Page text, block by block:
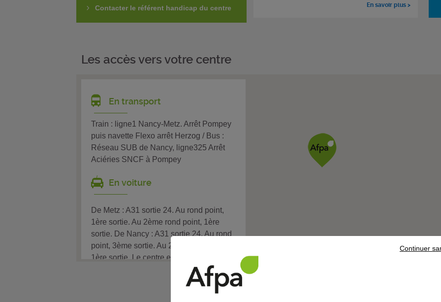
Contacter le référent handicap du centre En savoir plus >
Les accès vers votre centre
En transport
Train : ligne1 Nancy-Metz. Arrêt Pompey
puis navette Flexo arrêt Herzog / Bus :
Réseau SUB de Nancy, ligne325 Arrêt
Aciéries SNCF à Pompey
En voiture
De Metz : A31 sortie 24. Au rond point,
1ère sortie. Au 2ème rond point, 1ère
sortie. De Nancy : A31 sortie 24. Au rond
point, 3ème sortie. Au 2ème rond point
1ère sortie. Le centre est à gauche.
Continuer